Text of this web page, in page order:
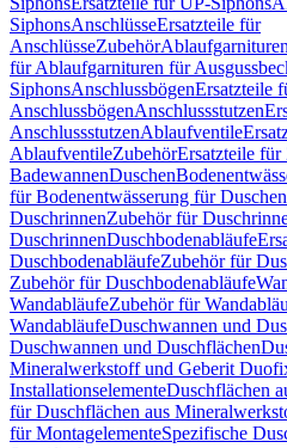
SiphonsAnschlüsseErsatzteile für
AnschlüsseZubehör
für Ablaufgarnituren für
SiphonsAnschlussbögenErsatzteile
AnschlussbögenAnschlussstutzen
AnschlussstutzenAblaufventile
AblaufventileZubehörErsatzteile für
BadewannenDuschen
für Bodenentwässerung für Duschen
DuschrinnenZubehör für
DuschrinnenDuschbodenabläufe
DuschbodenabläufeZubehör für
Zubehör für Duschbodenabläufe
WandabläufeZubehör für
WandabläufeDuschwannen und
Duschwannen und Duschflächen
Mineralwerkstoff und Geberit
InstallationselementeDuschflächen
für Duschflächen aus
für MontagelementeSpezifische